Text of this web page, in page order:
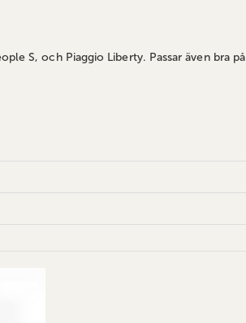
S, och Piaggio Liberty. Passar även bra på